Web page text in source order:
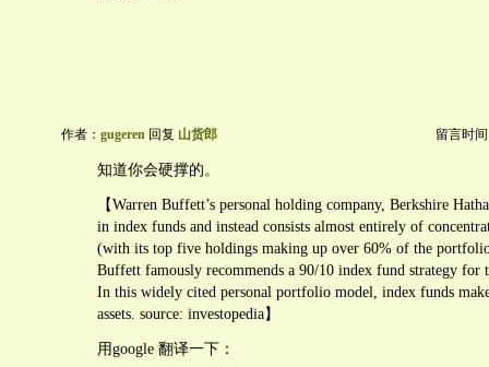
作者： gugeren 回复 山货郎 留言时间
知道你会硬撑的。
【Warren Buffett’s personal holding company, Berkshire
in index funds and instead consists almost entirely of
(with its top five holdings making up over 60% of the
Buffett famously recommends a 90/10 index fund strategy for
In this widely cited personal portfolio model, index funds
assets. source: investopedia】
用google 翻译一下：